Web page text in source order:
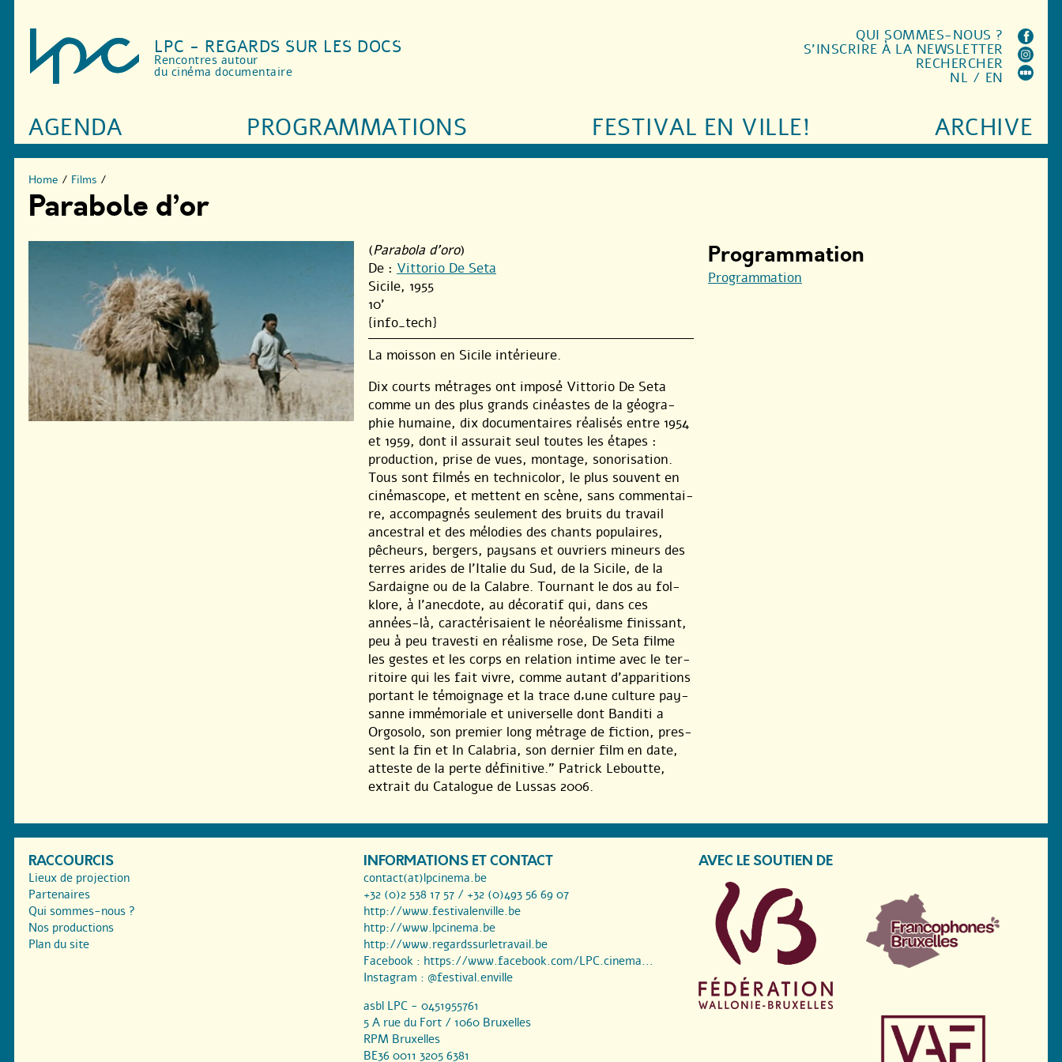
LPC - REGARDS SUR LES DOCS
Rencontres autour
du cinéma documentaire
AGENDA PROGRAMMATIONS FESTIVAL EN VILLE! ARCHIVE
QUI SOMMES-NOUS ?
S'INSCRIRE À LA NEWSLETTER
RECHERCHER
NL / EN
Home / Films /
Parabole d’or
(Parabola d’oro)
De : Vittorio De Seta
Sicile, 1955
10'
{info_tech}
La moisson en Sicile intérieure.
Dix courts métrages ont imposé Vittorio De Seta
comme un des plus grands cinéastes de la géogra-
phie humaine, dix documentaires réalisés entre 1954
et 1959, dont il assurait seul toutes les étapes :
production, prise de vues, montage, sonorisation.
Tous sont filmés en technicolor, le plus souvent en
cinémascope, et mettent en scène, sans commentai-
re, accompagnés seulement des bruits du travail
ancestral et des mélodies des chants populaires,
pêcheurs, bergers, paysans et ouvriers mineurs des
terres arides de l’Italie du Sud, de la Sicile, de la
Sardaigne ou de la Calabre. Tournant le dos au fol-
klore, à l’anecdote, au décoratif qui, dans ces
années-là, caractérisaient le néoréalisme finissant,
peu à peu travesti en réalisme rose, De Seta filme
les gestes et les corps en relation intime avec le ter-
ritoire qui les fait vivre, comme autant d’apparitions
portant le témoignage et la trace d‚une culture pay-
sanne immémoriale et universelle dont Banditi a
Orgosolo, son premier long métrage de fiction, pres-
sent la fin et In Calabria, son dernier film en date,
atteste de la perte définitive.” Patrick Leboutte,
extrait du Catalogue de Lussas 2006.
Programmation
Programmation
RACCOURCIS
Lieux de projection
Partenaires
Qui sommes-nous ?
Nos productions
Plan du site
INFORMATIONS ET CONTACT
contact(at)lpcinema.be
+32 (0)2 538 17 57 / +32 (0)493 56 69 07
http://www.festivalenville.be
http://www.lpcinema.be
http://www.regardssurletravail.be
Facebook : https://www.facebook.com/LPC.cinema...
Instagram : @festival.enville
asbl LPC - 0451955761
5 A rue du Fort / 1060 Bruxelles
RPM Bruxelles
BE36 0011 3205 6381
AVEC LE SOUTIEN DE